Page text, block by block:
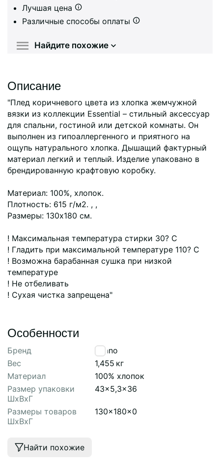
Лучшая цена
Различные способы оплаты
Найдите похожие
Описание
"Плед коричневого цвета из хлопка жемчужной
вязки из коллекции Essential – стильный аксессуар
для спальни, гостиной или детской комнаты. Он
выполнен из гипоаллергенного и приятного на
ощупь натурального хлопка. Дышащий фактурный
материал легкий и теплый. Изделие упаковано в
брендированную крафтовую коробку.
Материал: 100%, хлопок.
Плотность: 615 г/м2. , ,
Размеры: 130х180 см.
! Максимальная температура стирки 30? C
! Гладить при максимальной температуре 110? C
! Возможна барабанная сушка при низкой
температуре
! Не отбеливать
! Сухая чистка запрещена"
Особенности
Бренд
Tkano
Вес
1,455 кг
Материал
100% хлопок
Размер упаковки
ШхВхГ
43x5,3x36
Размеры товаров
ШхВхГ
130x180x0
Найти похожие